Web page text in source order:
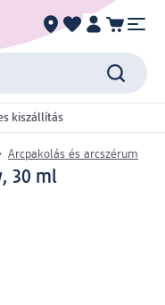
kiszállítás
Arcpakolás és arcszérum
30 ml